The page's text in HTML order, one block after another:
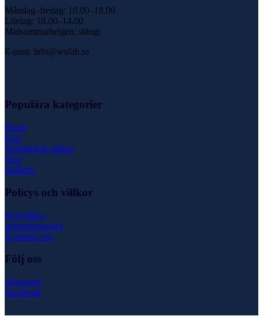
Måndag–fredag: 10.00–18.00
Lördag: 10.00–14.00
Midsommarhelgen: stängt
E-post: info@wsfab.se
Populära kategorier
Hund
Katt
Trädgård & odling
Häst
Stallströ
Policys och villkor
Köpvillkor
Integritetspolicy
Kontakta oss
Följ oss
Instagram
Facebook